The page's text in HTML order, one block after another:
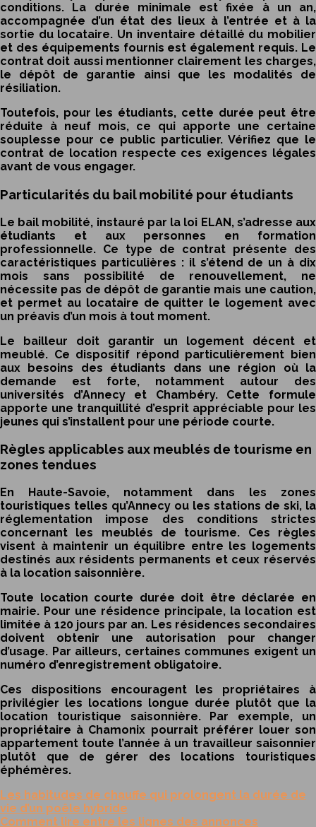
conditions. La durée minimale est fixée à un an,
accompagnée d’un état des lieux à l’entrée et à la
sortie du locataire. Un inventaire détaillé du mobilier
et des équipements fournis est également requis. Le
contrat doit aussi mentionner clairement les charges,
le dépôt de garantie ainsi que les modalités de
résiliation.
Toutefois, pour les étudiants, cette durée peut être
réduite à neuf mois, ce qui apporte une certaine
souplesse pour ce public particulier. Vérifiez que le
contrat de location respecte ces exigences légales
avant de vous engager.
Particularités du bail mobilité pour étudiants
Le bail mobilité, instauré par la loi ELAN, s’adresse aux
étudiants et aux personnes en formation
professionnelle. Ce type de contrat présente des
caractéristiques particulières : il s’étend de un à dix
mois sans possibilité de renouvellement, ne
nécessite pas de dépôt de garantie mais une caution,
et permet au locataire de quitter le logement avec
un préavis d’un mois à tout moment.
Le bailleur doit garantir un logement décent et
meublé. Ce dispositif répond particulièrement bien
aux besoins des étudiants dans une région où la
demande est forte, notamment autour des
universités d’Annecy et Chambéry. Cette formule
apporte une tranquillité d’esprit appréciable pour les
jeunes qui s’installent pour une période courte.
Règles applicables aux meublés de tourisme en
zones tendues
En Haute-Savoie, notamment dans les zones
touristiques telles qu’Annecy ou les stations de ski, la
réglementation impose des conditions strictes
concernant les meublés de tourisme. Ces règles
visent à maintenir un équilibre entre les logements
destinés aux résidents permanents et ceux réservés
à la location saisonnière.
Toute location courte durée doit être déclarée en
mairie. Pour une résidence principale, la location est
limitée à 120 jours par an. Les résidences secondaires
doivent obtenir une autorisation pour changer
d’usage. Par ailleurs, certaines communes exigent un
numéro d’enregistrement obligatoire.
Ces dispositions encouragent les propriétaires à
privilégier les locations longue durée plutôt que la
location touristique saisonnière. Par exemple, un
propriétaire à Chamonix pourrait préférer louer son
appartement toute l’année à un travailleur saisonnier
plutôt que de gérer des locations touristiques
éphémères.
Les habitudes de chauffe qui prolongent la durée de
vie d’un poêle hybride
Comment lire entre les lignes des annonces